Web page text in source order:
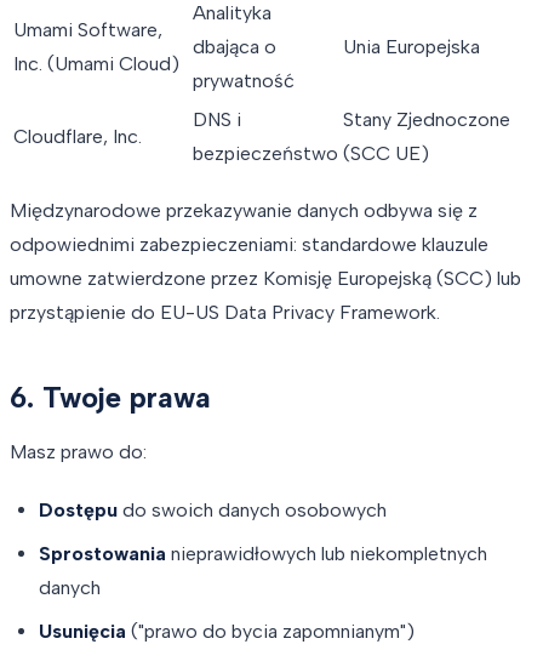
Umami Software,
Inc. (Umami Cloud)
Analityka
dbająca o
prywatność
Unia Europejska
Cloudflare, Inc.
DNS i
bezpieczeństwo
Stany Zjednoczone
(SCC UE)
Międzynarodowe przekazywanie danych odbywa się z
odpowiednimi zabezpieczeniami: standardowe klauzule
umowne zatwierdzone przez Komisję Europejską (SCC) lub
przystąpienie do EU-US Data Privacy Framework.
6. Twoje prawa
Masz prawo do:
Dostępu do swoich danych osobowych
Sprostowania nieprawidłowych lub niekompletnych
danych
Usunięcia ("prawo do bycia zapomnianym")